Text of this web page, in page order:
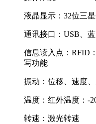
液晶显示：32位三
通讯接口：USB、
信息读入点：RFID
写功能
振动：位移、速度、
温度：红外温度：-
转速：激光转速